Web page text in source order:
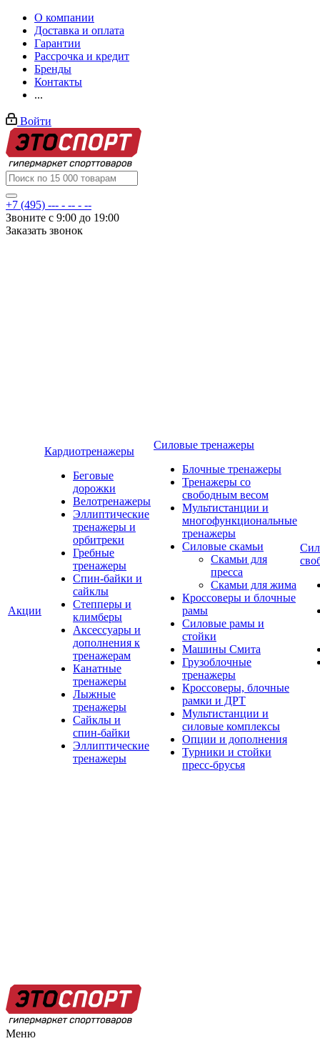
О компании
Доставка и оплата
Гарантии
Рассрочка и кредит
Бренды
Контакты
...
Войти
+7 (495) --- - -- - --
Звоните с 9:00 до 19:00
Заказать звонок
Акции
Кардиотренажеры
Беговые
дорожки
Велотренажеры
Эллиптические
тренажеры и
орбитреки
Гребные
тренажеры
Спин-байки и
сайклы
Степперы и
климберы
Аксессуары и
дополнения к
тренажерам
Канатные
тренажеры
Лыжные
тренажеры
Сайклы и
спин-байки
Эллиптические
тренажеры
Силовые тренажеры
Блочные тренажеры
Тренажеры со
свободным весом
Мультистанции и
многофункциональные
тренажеры
Силовые скамьи
Скамьи для
пресса
Скамьи для жима
Кроссоверы и блочные
рамы
Силовые рамы и
стойки
Машины Смита
Грузоблочные
тренажеры
Кроссоверы, блочные
рамки и ДРТ
Мультистанции и
силовые комплексы
Опции и дополнения
Турники и стойки
пресс-брусья
Меню